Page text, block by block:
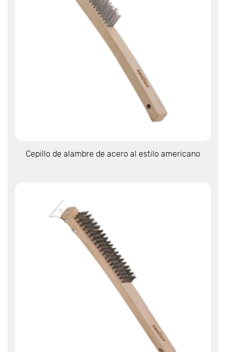
Ver más
Cepillo de alambre de acero al estilo americano